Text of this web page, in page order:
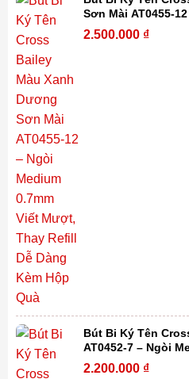
Sơn Mài AT0455-
Mượt, Thay Refill
2.500.000 ₫
Bút Bi Ký Tên
AT0452-7 – Ngòi
Xoay Tiện Lợi,
2.200.000 ₫